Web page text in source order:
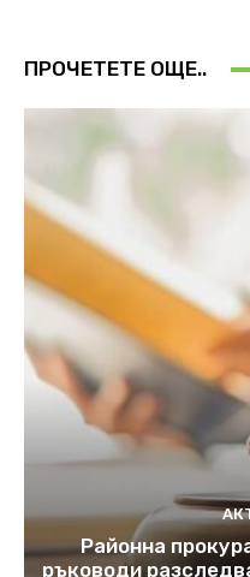
ПРОЧЕТЕТЕ ОЩЕ..
Районна
ръководи